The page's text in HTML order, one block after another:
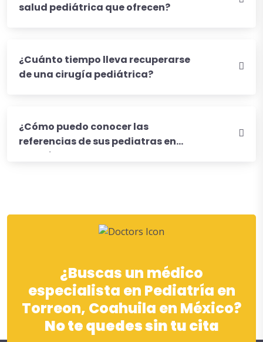
salud pediátrica que ofrecen?
¿Cuánto tiempo lleva recuperarse
de una cirugía pediátrica?
¿Cómo puedo conocer las
referencias de sus pediatras en
Torreón?
¿Buscas un médico
especialista en Pediatría en
Torreon, Coahuila en México?
No te quedes sin tu cita